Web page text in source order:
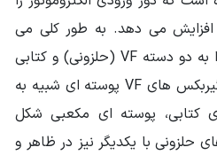
می دهد. به طور کلی می
را به دو دسته VF (حلزونی) و کتابی
(مکعبی) تقسیم بندی کرد؛ گیربکس های VF پوسته ای شبیه به
کتابی، پوسته ای مکعبی شکل
حلزونی با یکدیگر نیز در ظاهر و